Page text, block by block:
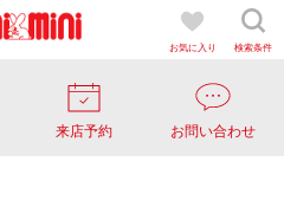
お気に入り 検索条件
来店予約 お問い合わせ